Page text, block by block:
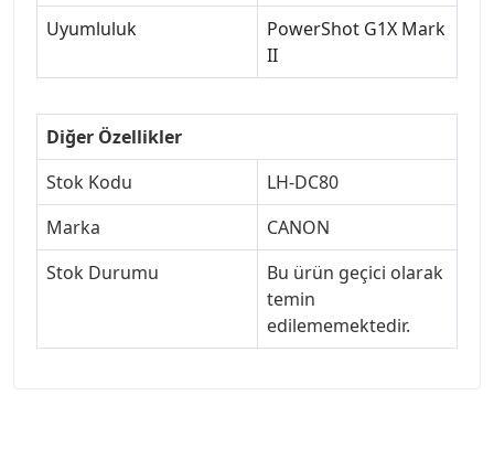
Uyumluluk
PowerShot G1X Mark
II
Diğer Özellikler
Stok Kodu
LH-DC80
Marka
CANON
Stok Durumu
Bu ürün geçici olarak
temin
edilememektedir.